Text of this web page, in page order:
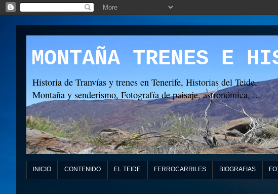
MONTAÑA TRENES E
Historia de Tranvías y trenes en Tenerife, Historias del Teide,
Montaña y senderismo, Fotografía de paisaje, astronómica, ...
INICIO CONTENIDO EL TEIDE FERROCARRILES BIOGRAFIAS